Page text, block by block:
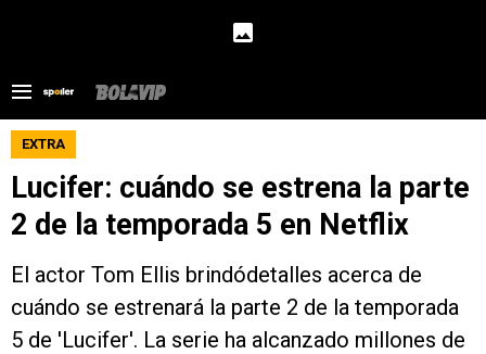
EXTRA
Lucifer: cuándo se estrena la parte
2 de la temporada 5 en Netflix
El actor Tom Ellis brindódetalles acerca de
cuándo se estrenará la parte 2 de la temporada
5 de 'Lucifer'. La serie ha alcanzado millones de